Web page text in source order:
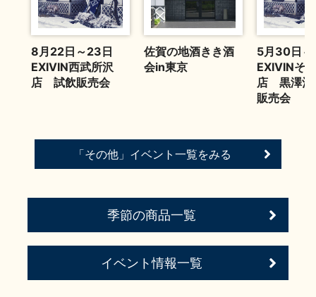
季節の商品 イベント情報
地酒蔵元会WEB展示会 地酒蔵元会利酒会
美味しい地酒の選び方
地酒蔵元会とは
8月22日～23日
EXIVIN西武所沢
店 試飲販売会
佐賀の地酒きき酒
会in東京
5月30日
EXIVINそ
店 黒澤酒
販売会
「その他」イベント一覧をみる
季節の商品一覧
イベント情報一覧